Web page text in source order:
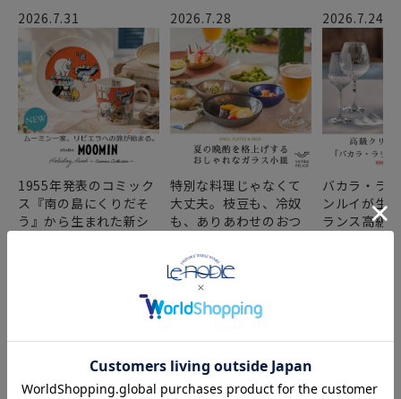
2026.7.31
1955年発表のコミック
ス『南の島にくりだそ
う』から生まれた新シ
間にわたり展開され、
その第1章「ホリデーラ
す。
2026.7.28
特別な料理じゃなくて
大丈夫。枝豆も、冷奴
も、ありあわせのおつ
ーチェのガラス小皿に
のせるだけで、いつも
の晩酌が、ふっと涼や
かな“ごちそう”に。
2026.7.24
バカラ・ラ
ンルイが生
ランス高級
ガラスの世